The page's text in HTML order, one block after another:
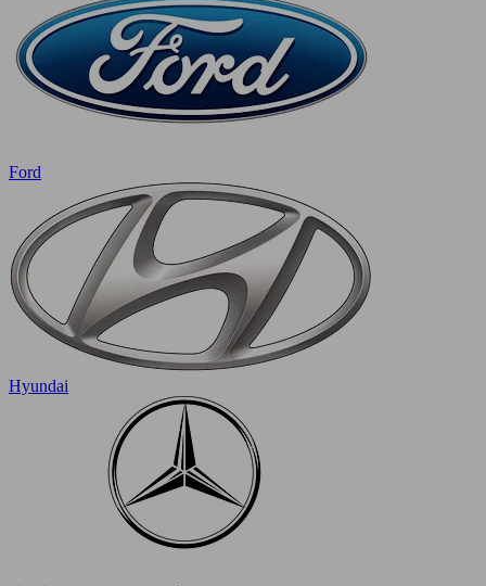
Ford
Hyundai